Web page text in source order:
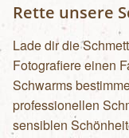
Rette unsere
Lade dir die
Fotografiere einen
Schwarms
professionellen
sensiblen